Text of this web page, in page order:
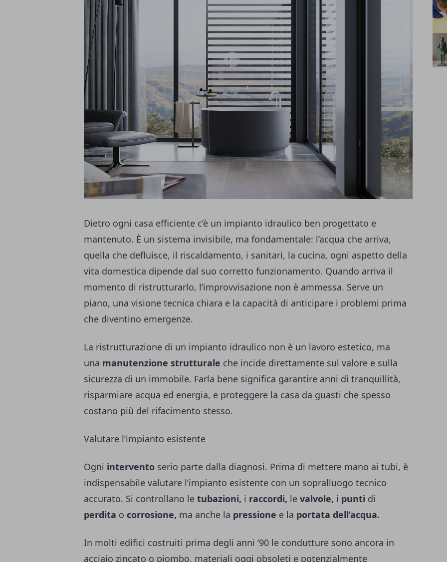
Dietro ogni casa efficiente c’è un impianto idraulico ben progettato e
mantenuto. È un sistema invisibile, ma fondamentale: l’acqua che arriva,
quella che defluisce, il riscaldamento, i sanitari, la cucina, ogni aspetto della
vita domestica dipende dal suo corretto funzionamento. Quando arriva il
momento di ristrutturarlo, l’improvvisazione non è ammessa. Serve un
piano, una visione tecnica chiara e la capacità di anticipare i problemi prima
che diventino emergenze.
La ristrutturazione di un impianto idraulico non è un lavoro estetico, ma
una manutenzione strutturale che incide direttamente sul valore e sulla
sicurezza di un immobile. Farla bene significa garantire anni di tranquillità,
risparmiare acqua ed energia, e proteggere la casa da guasti che spesso
costano più del rifacimento stesso.
Valutare l’impianto esistente
Ogni intervento serio parte dalla diagnosi. Prima di mettere mano ai tubi, è
indispensabile valutare l’impianto esistente con un sopralluogo tecnico
accurato. Si controllano le tubazioni, i raccordi, le valvole, i punti di
perdita o corrosione, ma anche la pressione e la portata dell’acqua.
In molti edifici costruiti prima degli anni ’90 le condutture sono ancora in
acciaio zincato o piombo, materiali oggi obsoleti e potenzialmente